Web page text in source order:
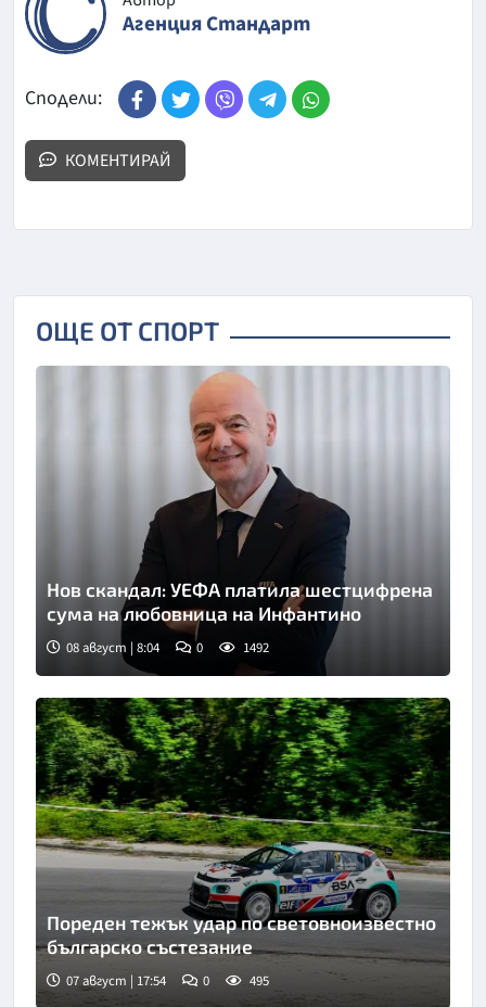
Агенция Стандарт
Сподели:
КОМЕНТИРАЙ
ОЩЕ ОТ СПОРТ
Нов скандал: УЕФА платила шестцифрена
сума на любовница на Инфантино
08 август | 8:04 0 1492
Пореден тежък удар по световноизвестно
българско състезание
07 август | 17:54 0 495